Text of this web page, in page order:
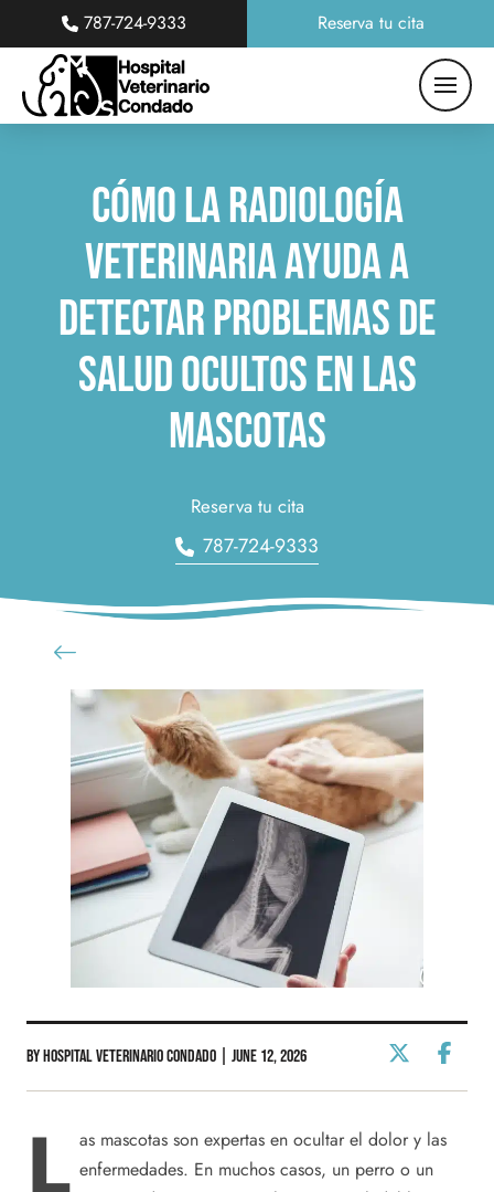
787-724-9333 Reserva tu cita
Cómo La Radiología
Veterinaria Ayuda A
Detectar Problemas De
Salud Ocultos En Las
Mascotas
Reserva tu cita
787-724-9333
By Hospital Veterinario Condado | June 12, 2026
L as mascotas son expertas en ocultar el dolor y las
enfermedades. En muchos casos, un perro o un